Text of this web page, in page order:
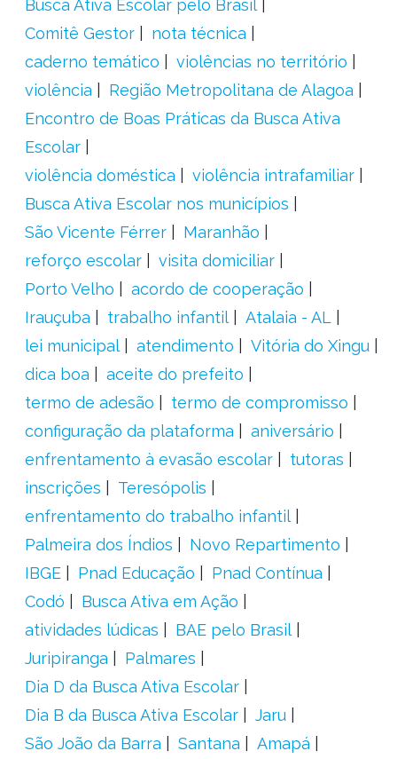
Busca Ativa Escolar pelo Brasil
Comitê Gestor
nota técnica
caderno temático
violências no território
violência
Região Metropolitana de Alagoa
Encontro de Boas Práticas da Busca Ativa
Escolar
violência doméstica
violência intrafamiliar
Busca Ativa Escolar nos municípios
São Vicente Férrer
Maranhão
reforço escolar
visita domiciliar
Porto Velho
acordo de cooperação
Irauçuba
trabalho infantil
Atalaia - AL
lei municipal
atendimento
Vitória do Xingu
dica boa
aceite do prefeito
termo de adesão
termo de compromisso
configuração da plataforma
aniversário
enfrentamento à evasão escolar
tutoras
inscrições
Teresópolis
enfrentamento do trabalho infantil
Palmeira dos Índios
Novo Repartimento
IBGE
Pnad Educação
Pnad Contínua
Codó
Busca Ativa em Ação
atividades lúdicas
BAE pelo Brasil
Juripiranga
Palmares
Dia D da Busca Ativa Escolar
Dia B da Busca Ativa Escolar
Jaru
São João da Barra
Santana
Amapá